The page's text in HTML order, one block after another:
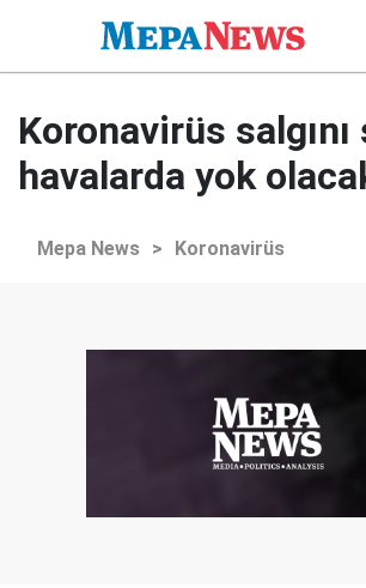
Koronavirüs salgını
havalarda yok
Mepa News > Koronavirüs